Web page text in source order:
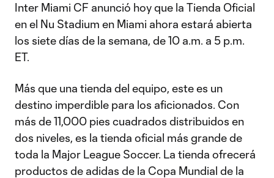
Inter Miami CF anunció hoy que la Tienda Oficial
en el Nu Stadium en Miami ahora estará abierta
los siete días de la semana, de 10 a.m. a 5 p.m.
ET.
Más que una tienda del equipo, este es un
destino imperdible para los aficionados. Con
más de 11,000 pies cuadrados distribuidos en
dos niveles, es la tienda oficial más grande de
toda la Major League Soccer. La tienda ofrecerá
productos de adidas de la Copa Mundial de la